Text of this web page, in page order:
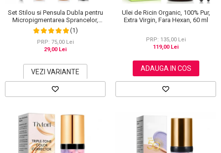
Set Stilou si Pensula Dubla pentru
Micropigmentarea Sprancelor,
Efect Natural de Microblading,
Aspect de Sprancene Pline
(1)
PRP: 75,00 Lei
29,00 Lei
VEZI VARIANTE
Ulei de Ricin Organic, 100% Pur,
Extra Virgin, Fara Hexan, 60 ml
PRP: 135,00 Lei
119,00 Lei
ADAUGA IN COS